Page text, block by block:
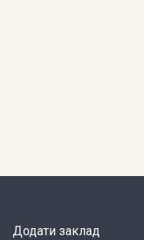
Додати заклад